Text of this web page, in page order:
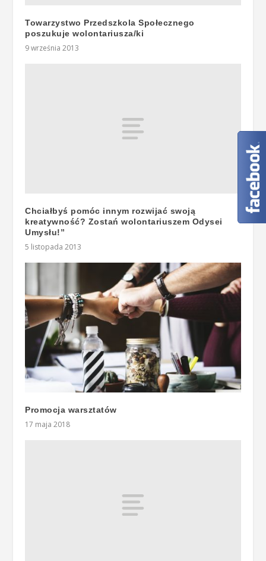
Towarzystwo Przedszkola Społecznego
poszukuje wolontariusza/ki
9 września 2013
Chciałbyś pomóc innym rozwijać swoją
kreatywność? Zostań wolontariuszem Odysei
Umysłu!”
5 listopada 2013
Promocja warsztatów
17 maja 2018